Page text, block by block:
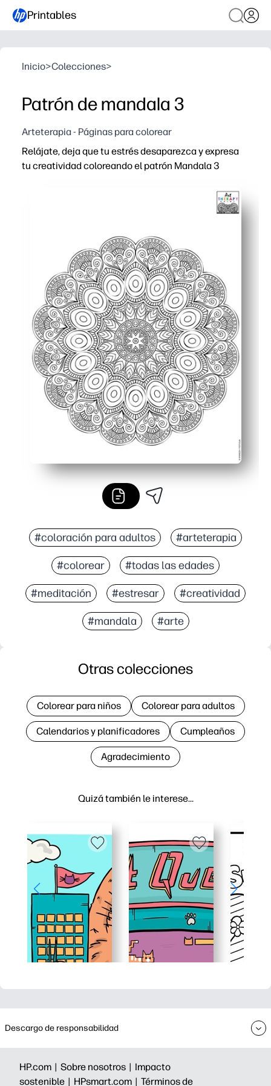
Printables
Inicio>Colecciones>
Patrón de mandala 3
Arteterapia - Páginas para colorear
Relájate, deja que tu estrés desaparezca y expresa
tu creatividad coloreando el patrón Mandala 3
Práctica impresión y uso: basta con pulsar imprimir y
Concentración relajante: ideal para perder el cerebro,
Uso flexible: ideal para quienes terminan temprano,
#coloración para adultos #arteterapia
#colorear #todas las edades
#meditación #estresar #creatividad
#mandala #arte
Quizá también le interese…
Otras colecciones
Colorear para niños Colorear para adultos
Calendarios y planificadores Cumpleaños
Agradecimiento
Descargo de responsabilidad
HP.com | Sobre nosotros | Impacto
sostenible | HPsmart.com | Términos de